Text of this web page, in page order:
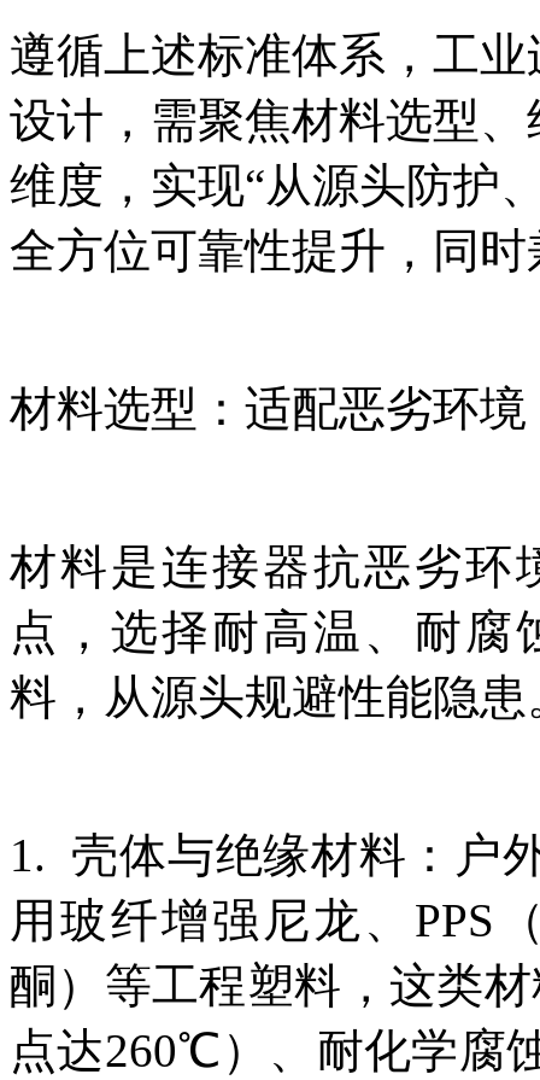
遵循上述标准体系，工
设计，需聚焦材料选型
维度，实现“从源头防护
全方位可靠性提升，同
材料选型：适配恶劣环
材料是连接器抗恶劣环
点，选择耐高温、耐腐
料，从源头规避性能隐患
1. 壳体与绝缘材料：户
用玻纤增强尼龙、PPS
酮）等工程塑料，这类
点达260℃）、耐化学腐